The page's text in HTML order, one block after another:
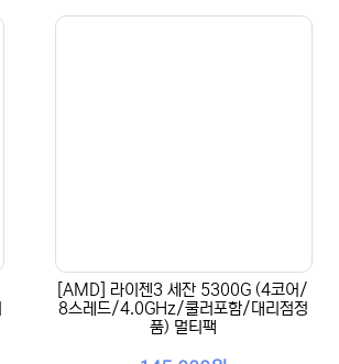
[AMD] 라이젠3 세잔 5300G (4코어/
8스레드/4.0GHz/쿨러포함/대리점정
품) 멀티팩